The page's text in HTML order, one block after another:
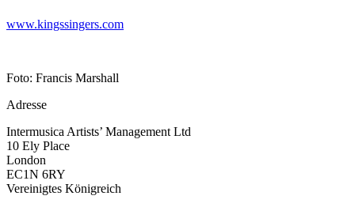
www.kingssingers.com
Foto: Francis Marshall
Adresse
Intermusica Artists’ Management Ltd
10 Ely Place
London
EC1N 6RY
Vereinigtes Königreich